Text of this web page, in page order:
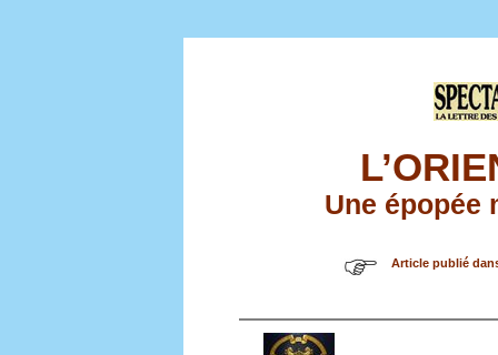
Une épopée
Article publié